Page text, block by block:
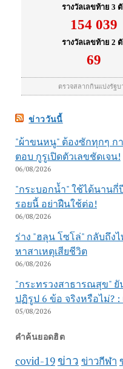
ข่าววันนี้
"ผ้าขนหนู" ต้องซักทุกๆ ก
ตอบ กูรูเปิดตัวเลขชัดเจน!
06/08/2026
"กระบอกน้ำ" ใช้ได้นานกี่
รอยนี้ อย่าฝืนใช้ต่อ!
06/08/2026
ร่าง "ฮลุน โซโล่" กลับถึง
หาสาเหตุเสียชีวิต
06/08/2026
"กระทรวงสาธารณสุข"
ปฏิรูป 6 ข้อ จริงหรือไม่? :
05/08/2026
คำค้นยอดฮิต
covid-19 ข่าว ข่าวกีฬา